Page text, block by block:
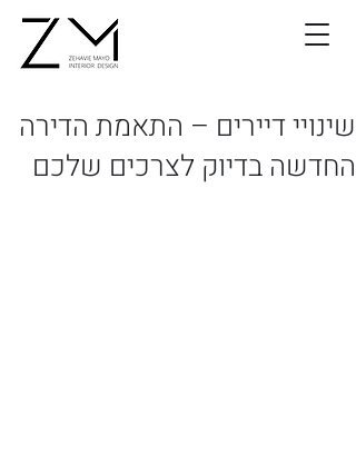
שינויי דיירים – התאמת הדירה
החדשה בדיוק לצרכים שלכם